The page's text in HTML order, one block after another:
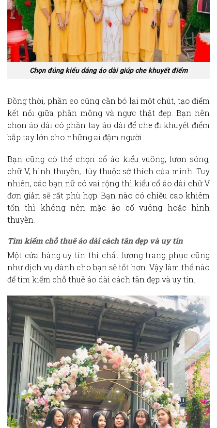
Chọn đúng kiểu dáng áo dài giúp che khuyết điểm
Đồng thời, phần eo cũng cần bó lại một chút, tạo điểm
kết nối giữa phần mông và ngực thật đẹp. Bạn nên
chọn áo dài có phần tay áo dài để che đi khuyết điểm
bắp tay lớn cho những ai đậm người.
Bạn cũng có thể chọn cổ áo kiểu vuông, lượn sóng,
chữ V, hình thuyền,…tùy thuộc sở thích của mình. Tuy
nhiên, các bạn nữ có vai rộng thì kiểu cổ áo dài chữ V
đơn giản sẽ rất phù hợp. Bạn nào có chiều cao khiêm
tốn thì không nên mặc áo cổ vuông hoặc hình
thuyền.
Tìm kiếm chỗthuê áo dài cách tânđẹp và uy tín
Một cửa hàng uy tín thì chất lượng trang phục cũng
như dịch vụ dành cho bạn sẽ tốt hơn. Vậy làm thế nào
để tìm kiếm chỗthuê áo dài cách tân đẹp và uy tín.